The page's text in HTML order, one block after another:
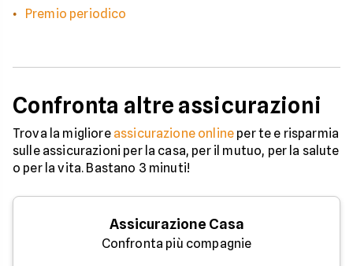
Premio periodico
Confronta altre assicurazioni
Trova la migliore assicurazione online per te e risparmia
sulle assicurazioni per la casa, per il mutuo, per la salute
o per la vita. Bastano 3 minuti!
Assicurazione Casa
Confronta più compagnie